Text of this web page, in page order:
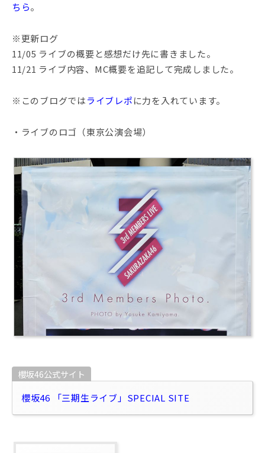
ちら。
※更新ログ
11/05 ライブの概要と感想だけ先に書きました。
11/21 ライブ内容、MC概要を追記して完成しました。
※このブログではライブレポに力を入れています。
・ライブのロゴ（東京公演会場）
櫻坂46公式サイト
櫻坂46 「三期生ライブ」SPECIAL SITE